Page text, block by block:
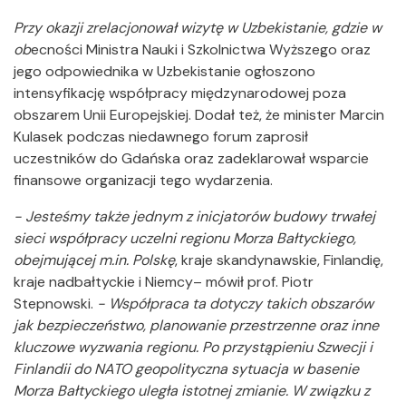
Przy okazji zrelacjonował wizytę w Uzbekistanie, gdzie w
obecności Ministra Nauki i Szkolnictwa Wyższego oraz
jego odpowiednika w Uzbekistanie ogłoszono
intensyfikację współpracy międzynarodowej poza
obszarem Unii Europejskiej. Dodał też, że minister Marcin
Kulasek podczas niedawnego forum zaprosił
uczestników do Gdańska oraz zadeklarował wsparcie
finansowe organizacji tego wydarzenia.
- Jesteśmy także jednym z inicjatorów budowy trwałej
sieci współpracy uczelni regionu Morza Bałtyckiego,
obejmującej m.in. Polskę, kraje skandynawskie, Finlandię,
kraje nadbałtyckie i Niemcy– mówił prof. Piotr
Stepnowski. - Współpraca ta dotyczy takich obszarów
jak bezpieczeństwo, planowanie przestrzenne oraz inne
kluczowe wyzwania regionu. Po przystąpieniu Szwecji i
Finlandii do NATO geopolityczna sytuacja w basenie
Morza Bałtyckiego uległa istotnej zmianie. W związku z